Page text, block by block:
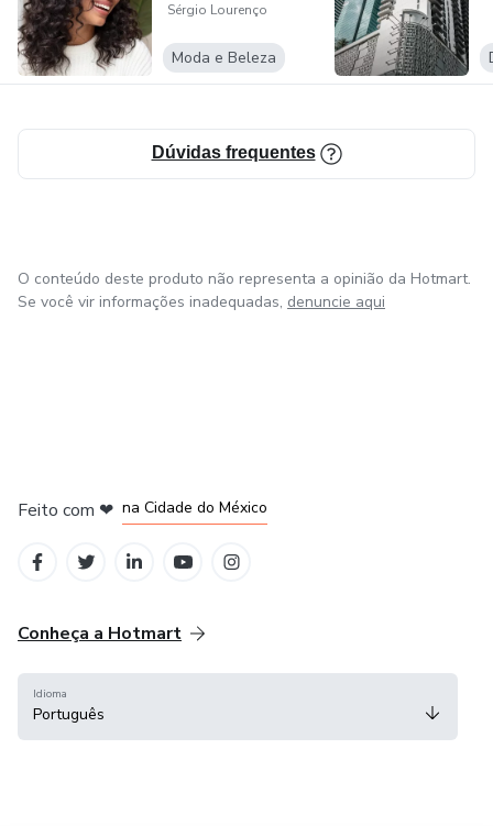
ou avançada e transformá-la em um verdadeiro expert, e
nunca mais ter medo, insegurança ou dúvida na hora de criar
e dar vida aos cabelos. E com isso tornar-se referência na
Sérgio Lourenço
Moda e Beleza
Dúvidas frequentes
O conteúdo deste produto não representa a opinião da Hotmart.
Se você vir informações inadequadas, denuncie aqui
Feito com ❤ na Cidade do México
Conheça a Hotmart
Idioma
Português